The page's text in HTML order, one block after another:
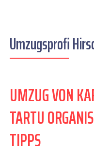
Umzugsprofi
UMZUG VON
TARTU
TIPPS